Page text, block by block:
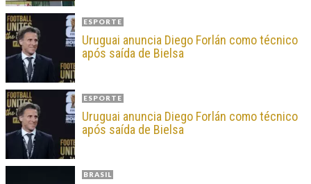
ESPORTE
Uruguai anuncia Diego Forlán como técnico
após saída de Bielsa
ESPORTE
Uruguai anuncia Diego Forlán como técnico
após saída de Bielsa
BRASIL